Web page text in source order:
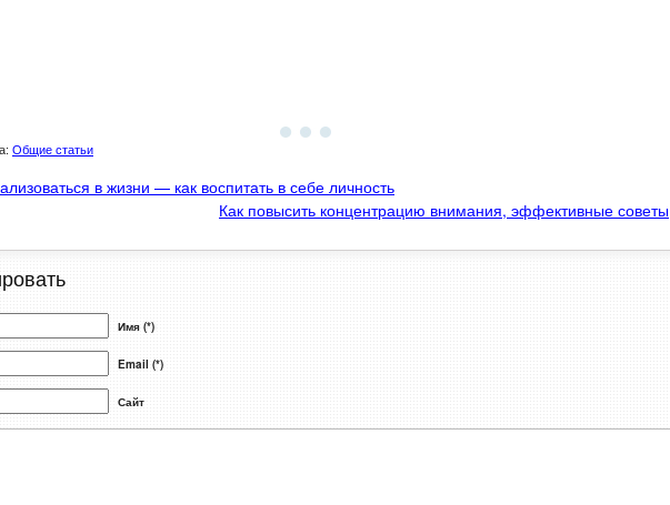
Общие статьи
в жизни — как воспитать в себе личность
Как повысить концентрацию внимания, эффективные советы
Имя (*)
Email (*)
Сайт